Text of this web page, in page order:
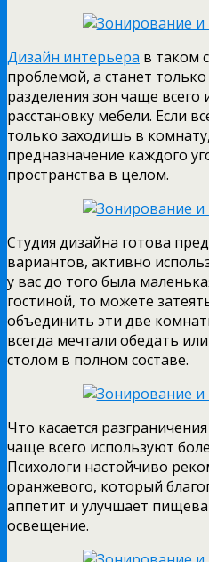
Дизайн интерьера в таком
проблемой, а станет
разделения зон чаще всего
расстановку мебели. Если
только заходишь в
предназначение каждого
пространства в целом.
Студия дизайна готова
вариантов, активно
у вас до того была
гостиной, то можете
объединить эти две
всегда мечтали обедать
столом в полном составе.
Что касается
чаще всего используют
Психологи настойчиво
оранжевого, который
аппетит и улучшает
освещение.